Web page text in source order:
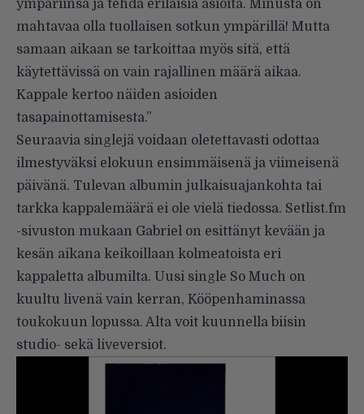
ympäriinsä ja tehdä erilaisia asioita. Minusta on
mahtavaa olla tuollaisen sotkun ympärillä! Mutta
samaan aikaan se tarkoittaa myös sitä, että
käytettävissä on vain rajallinen määrä aikaa.
Kappale kertoo näiden asioiden
tasapainottamisesta.”
Seuraavia singlejä voidaan oletettavasti odottaa
ilmestyväksi elokuun ensimmäisenä ja viimeisenä
päivänä. Tulevan albumin julkaisuajankohta tai
tarkka kappalemäärä ei ole vielä tiedossa. Setlist.fm
-sivuston mukaan Gabriel on esittänyt kevään ja
kesän aikana keikoillaan kolmeatoista eri
kappaletta albumilta. Uusi single So Much on
kuultu livenä vain kerran, Kööpenhaminassa
toukokuun lopussa. Alta voit kuunnella biisin
studio- sekä liveversiot.